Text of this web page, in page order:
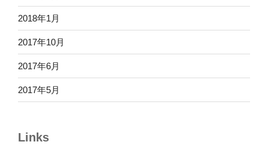
2018年1月
2017年10月
2017年6月
2017年5月
Links